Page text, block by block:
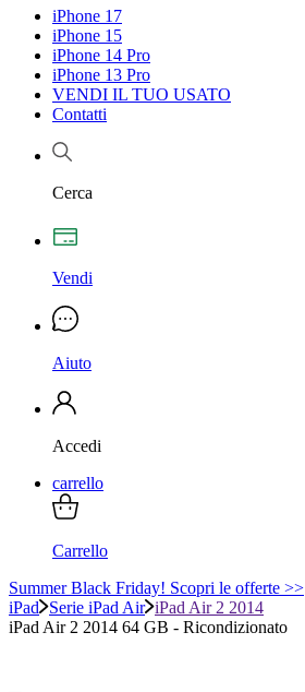
iPhone 17
iPhone 15
iPhone 14 Pro
iPhone 13 Pro
VENDI IL TUO USATO
Contatti
Cerca
Vendi
Aiuto
Accedi
carrello
Carrello
Summer Black Friday! Scopri le offerte >>
iPad
Serie iPad Air iPad Air 2 2014
iPad Air 2 2014 64 GB - Ricondizionato